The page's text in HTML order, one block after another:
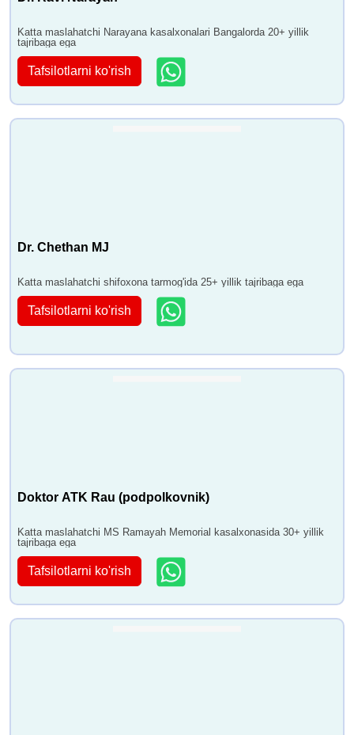
Katta maslahatchi Narayana kasalxonalari Bangalorda 20+ yillik
tajribaga ega
Tafsilotlarni ko'rish
Dr. Chethan MJ
Katta maslahatchi shifoxona tarmog'ida 25+ yillik tajribaga ega
Tafsilotlarni ko'rish
Doktor ATK Rau (podpolkovnik)
Katta maslahatchi MS Ramayah Memorial kasalxonasida 30+ yillik
tajribaga ega
Tafsilotlarni ko'rish